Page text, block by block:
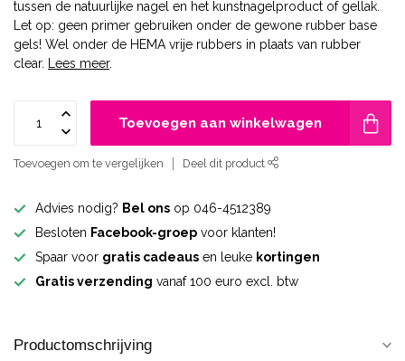
tussen de natuurlijke nagel en het kunstnagelproduct of gellak.
Let op: geen primer gebruiken onder de gewone rubber base
gels! Wel onder de HEMA vrije rubbers in plaats van rubber
clear.
Lees meer.
Toevoegen aan winkelwagen
Toevoegen om te vergelijken Deel dit product
Advies nodig? Bel ons op 046-4512389
Besloten Facebook-groep voor klanten!
Spaar voor gratis cadeaus en leuke kortingen
Gratis verzending vanaf 100 euro excl. btw
Productomschrijving